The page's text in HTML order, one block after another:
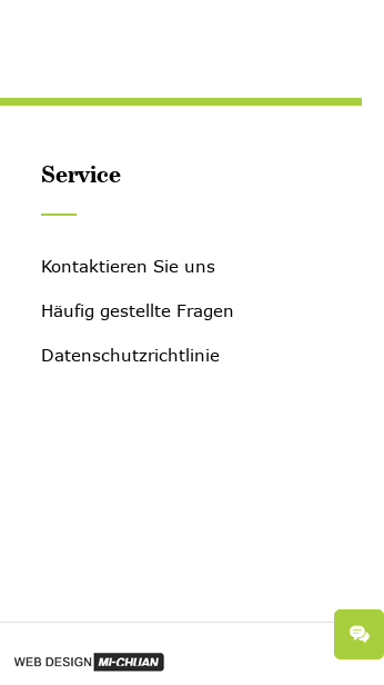
Service
Kontaktieren Sie uns
Häufig gestellte Fragen
Datenschutzrichtlinie